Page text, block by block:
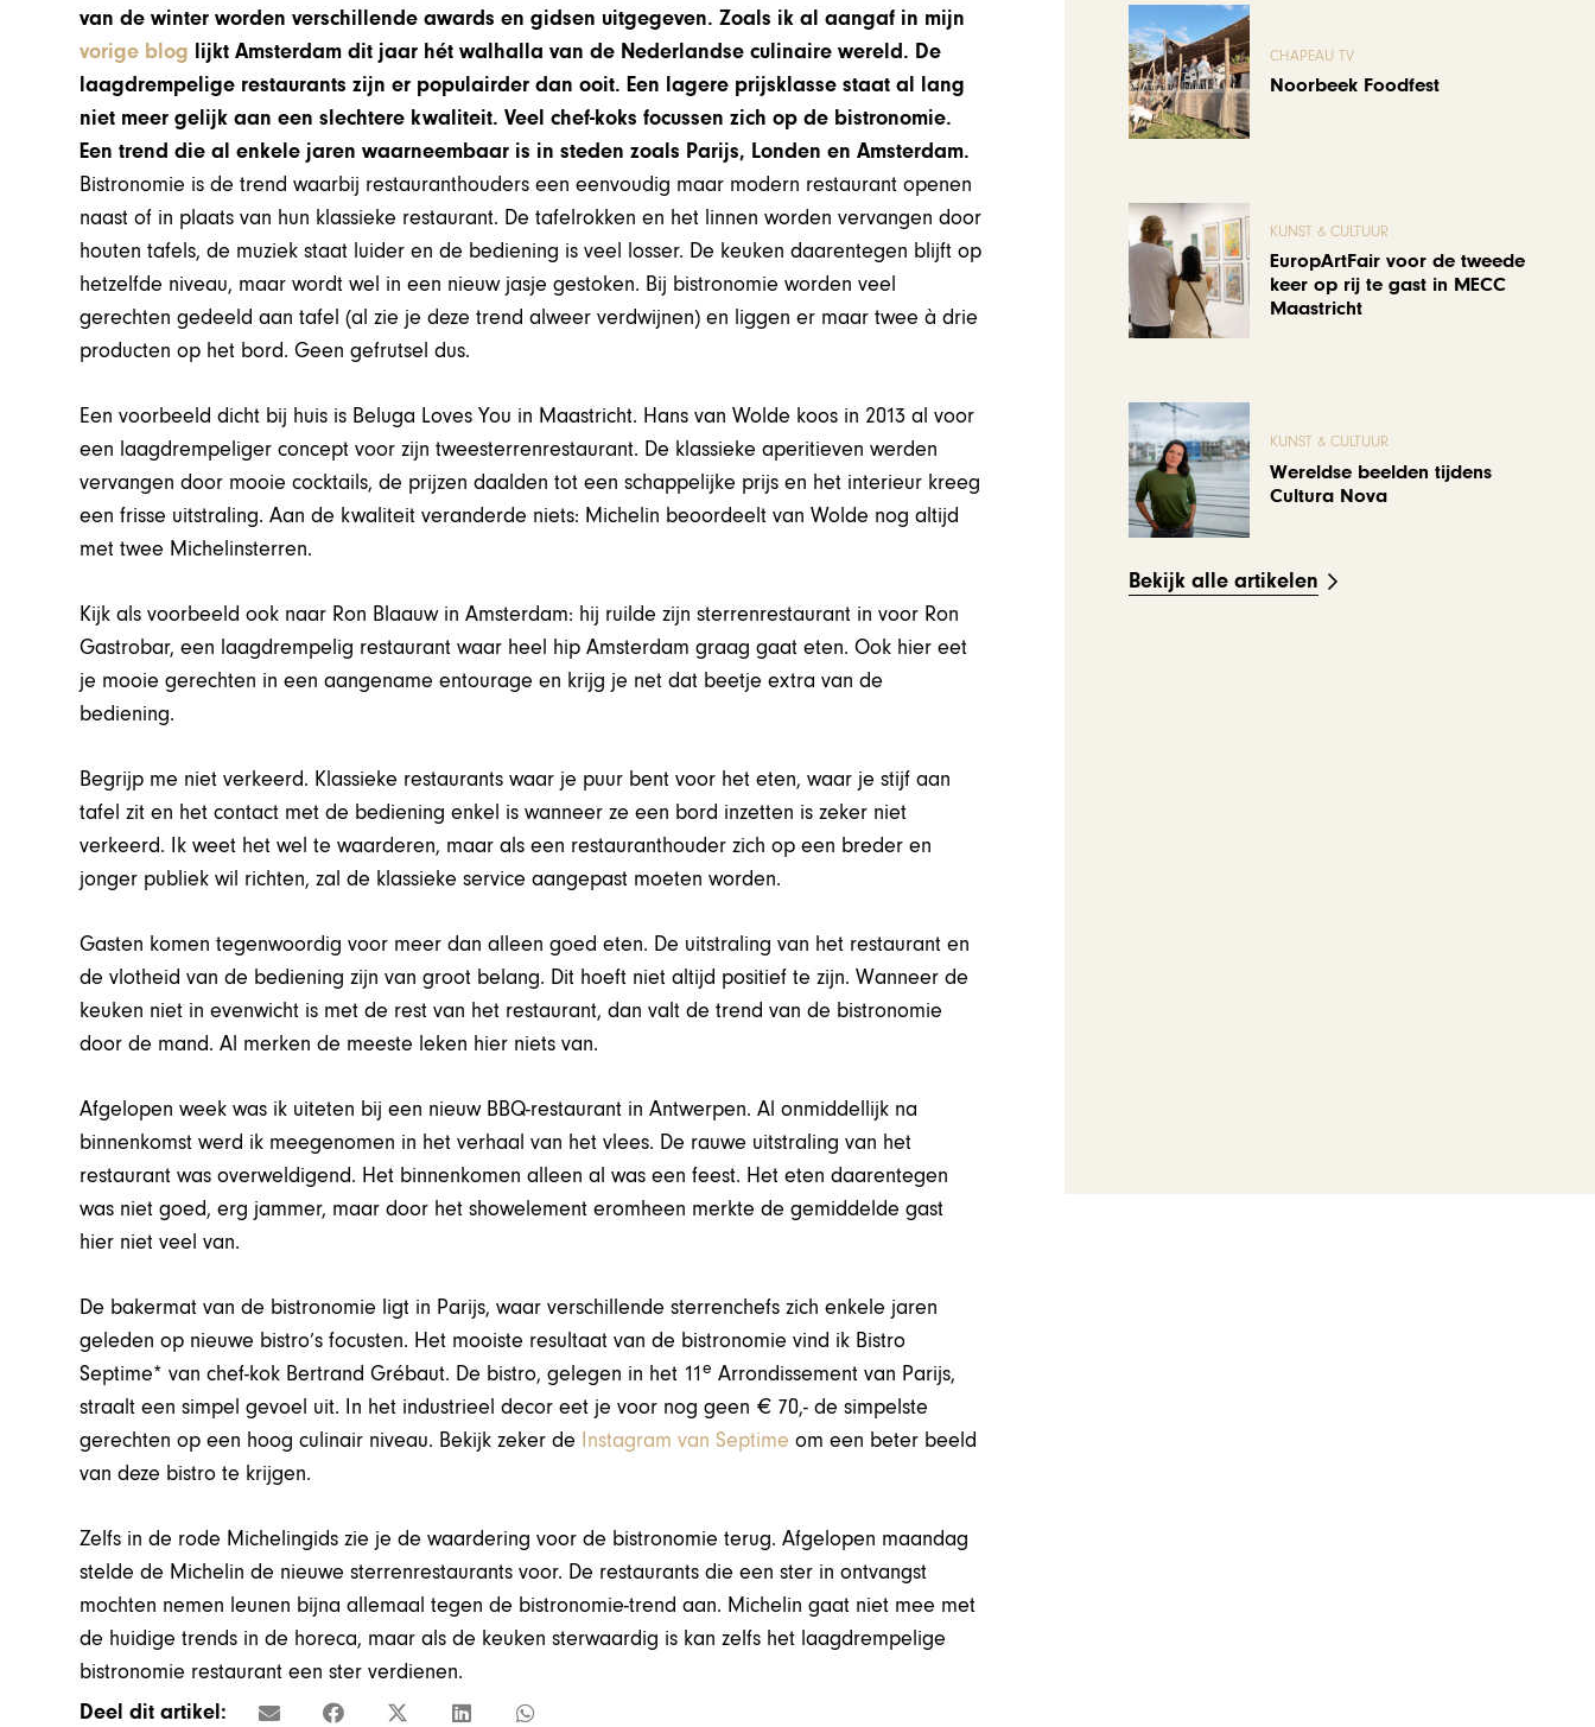
van de winter worden verschillende awards en gidsen uitgegeven. Zoals ik al aangaf in mijn
vorige blog lijkt Amsterdam dit jaar hét walhalla van de Nederlandse culinaire wereld. De
laagdrempelige restaurants zijn er populairder dan ooit. Een lagere prijsklasse staat al lang
niet meer gelijk aan een slechtere kwaliteit. Veel chef-koks focussen zich op de bistronomie.
Een trend die al enkele jaren waarneembaar is in steden zoals Parijs, Londen en Amsterdam.
Bistronomie is de trend waarbij restauranthouders een eenvoudig maar modern restaurant openen
naast of in plaats van hun klassieke restaurant. De tafelrokken en het linnen worden vervangen door
houten tafels, de muziek staat luider en de bediening is veel losser. De keuken daarentegen blijft op
hetzelfde niveau, maar wordt wel in een nieuw jasje gestoken. Bij bistronomie worden veel
gerechten gedeeld aan tafel (al zie je deze trend alweer verdwijnen) en liggen er maar twee à drie
producten op het bord. Geen gefrutsel dus.
Een voorbeeld dicht bij huis is Beluga Loves You in Maastricht. Hans van Wolde koos in 2013 al voor
een laagdrempeliger concept voor zijn tweesterrenrestaurant. De klassieke aperitieven werden
vervangen door mooie cocktails, de prijzen daalden tot een schappelijke prijs en het interieur kreeg
een frisse uitstraling. Aan de kwaliteit veranderde niets: Michelin beoordeelt van Wolde nog altijd
met twee Michelinsterren.
Kijk als voorbeeld ook naar Ron Blaauw in Amsterdam: hij ruilde zijn sterrenrestaurant in voor Ron
Gastrobar, een laagdrempelig restaurant waar heel hip Amsterdam graag gaat eten. Ook hier eet
je mooie gerechten in een aangename entourage en krijg je net dat beetje extra van de
bediening.
Begrijp me niet verkeerd. Klassieke restaurants waar je puur bent voor het eten, waar je stijf aan
tafel zit en het contact met de bediening enkel is wanneer ze een bord inzetten is zeker niet
verkeerd. Ik weet het wel te waarderen, maar als een restauranthouder zich op een breder en
jonger publiek wil richten, zal de klassieke service aangepast moeten worden.
Gasten komen tegenwoordig voor meer dan alleen goed eten. De uitstraling van het restaurant en
de vlotheid van de bediening zijn van groot belang. Dit hoeft niet altijd positief te zijn. Wanneer de
keuken niet in evenwicht is met de rest van het restaurant, dan valt de trend van de bistronomie
door de mand. Al merken de meeste leken hier niets van.
Afgelopen week was ik uiteten bij een nieuw BBQ-restaurant in Antwerpen. Al onmiddellijk na
binnenkomst werd ik meegenomen in het verhaal van het vlees. De rauwe uitstraling van het
restaurant was overweldigend. Het binnenkomen alleen al was een feest. Het eten daarentegen
was niet goed, erg jammer, maar door het showelement eromheen merkte de gemiddelde gast
hier niet veel van.
De bakermat van de bistronomie ligt in Parijs, waar verschillende sterrenchefs zich enkele jaren
geleden op nieuwe bistro’s focusten. Het mooiste resultaat van de bistronomie vind ik Bistro
Septime* van chef-kok Bertrand Grébaut. De bistro, gelegen in het 11e Arrondissement van Parijs,
straalt een simpel gevoel uit. In het industrieel decor eet je voor nog geen € 70,- de simpelste
gerechten op een hoog culinair niveau. Bekijk zeker de Instagram van Septime om een beter beeld
van deze bistro te krijgen.
Zelfs in de rode Michelingids zie je de waardering voor de bistronomie terug. Afgelopen maandag
stelde de Michelin de nieuwe sterrenrestaurants voor. De restaurants die een ster in ontvangst
mochten nemen leunen bijna allemaal tegen de bistronomie-trend aan. Michelin gaat niet mee met
de huidige trends in de horeca, maar als de keuken sterwaardig is kan zelfs het laagdrempelige
bistronomie restaurant een ster verdienen.
Deel dit artikel:
CHAPEAU TV
Noorbeek Foodfest
KUNST & CULTUUR
EuropArtFair voor de tweede
keer op rij te gast in MECC
Maastricht
KUNST & CULTUUR
Wereldse beelden tijdens
Cultura Nova
Bekijk alle artikelen